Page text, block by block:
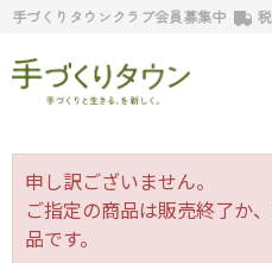
手づくりタウンクラブ会員募集中
申し訳ございません。
ご指定の商品は販売終了か
品です。